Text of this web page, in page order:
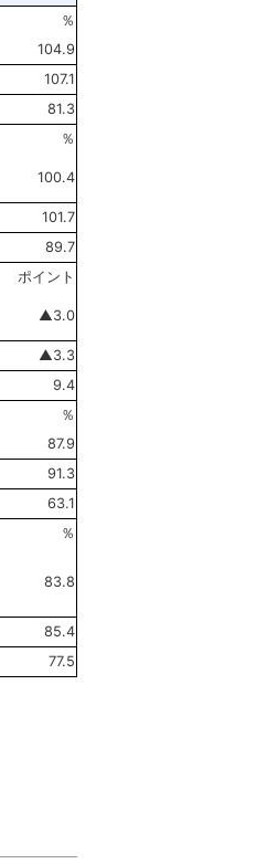
％
104.9
107.1
81.3
％
100.4
101.7
89.7
ポイント
▲3.0
▲3.3
9.4
％
87.9
91.3
63.1
％
83.8
85.4
77.5